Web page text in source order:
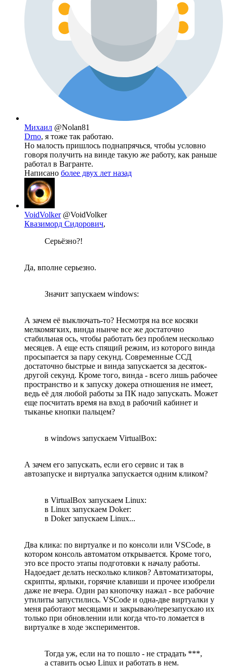
Михаил @Nolan81
Drno, я тоже так работаю.
Но малость пришлось поднапрячься, чтобы условно
говоря получить на винде такую же работу, как раньше
работал в Вагранте.
Написано более двух лет назад
VoidVolker @VoidVolker
Квазиморд Сидорович,
Серьёзно?!
Да, вполне серьезно.
Значит запускаем windows:
А зачем её выключать-то? Несмотря на все косяки
мелкомягких, винда нынче все же достаточно
стабильная ось, чтобы работать без проблем несколько
месяцев. А еще есть спящий режим, из которого винда
просыпается за пару секунд. Современные ССД
достаточно быстрые и винда запускается за десяток-
другой секунд. Кроме того, винда - всего лишь рабочее
пространство и к запуску докера отношения не имеет,
ведь её для любой работы за ПК надо запускать. Может
еще посчитать время на вход в рабочий кабинет и
тыканье кнопки пальцем?
в windows запускаем VirtualBox:
А зачем его запускать, если его сервис и так в
автозапуске и виртуалка запускается одним кликом?
в VirtualBox запускаем Linux:
в Linux запускаем Doker:
в Doker запускаем Linux...
Два клика: по виртуалке и по консоли или VSCode, в
котором консоль автоматом открывается. Кроме того,
это все просто этапы подготовки к началу работы.
Надоедает делать несколько кликов? Автоматизаторы,
скрипты, ярлыки, горячие клавиши и прочее изобрели
даже не вчера. Один раз кнопочку нажал - все рабочие
утилиты запустились. VSCode и одна-две виртуалки у
меня работают месяцами и закрываю/перезапускаю их
только при обновлении или когда что-то ломается в
виртуалке в ходе экспериментов.
Тогда уж, если на то пошло - не страдать ***,
а ставить осью Linux и работать в нем.